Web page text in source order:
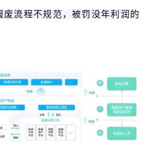
流程不规范，被罚没年利润的